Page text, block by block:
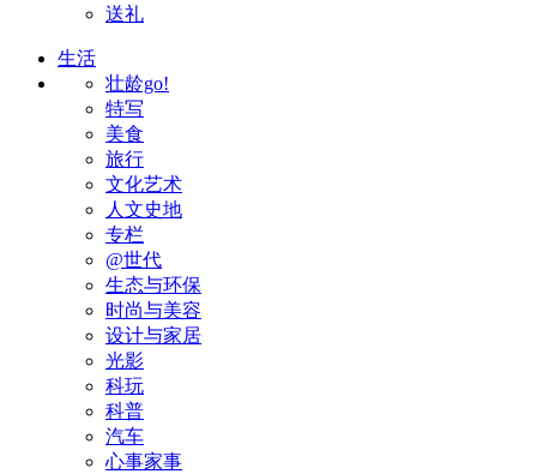
送礼
生活
壮龄go!
特写
美食
旅行
文化艺术
人文史地
专栏
@世代
生态与环保
时尚与美容
设计与家居
光影
科玩
科普
汽车
心事家事